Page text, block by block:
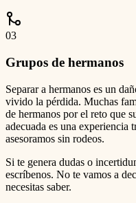
03
Grupos de hermanos
Separar a hermanos es un
vivido la pérdida. Muchas
de hermanos por el reto que
adecuada es una experiencia
asesoramos sin rodeos.
Si te genera dudas o
escríbenos. No te vamos a
necesitas saber.